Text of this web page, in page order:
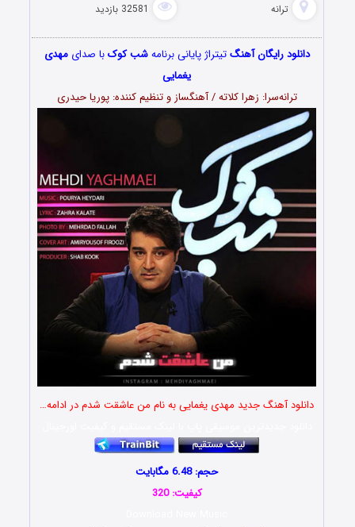
ترانه 32581 بازدید
دانلود رایگان آهنگتیتراژ پایانی برنامهشب کوکبا صدای مهدی
یغمایی
ترانه‌سرا: زهرا کلاته / آهنگساز و تنظیم کننده: پوریا حیدری
دانلود آهنگ جدید مهدی یغمایی به نام من عاشقت شدم در ادامه…
حجم: 6.48 مگابایت
کیفیت: 320